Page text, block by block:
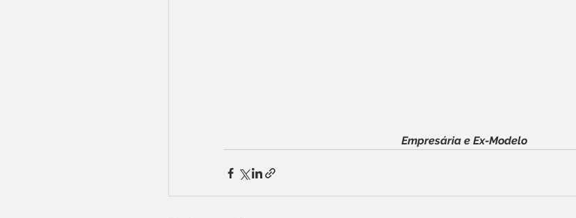
Empresária e Ex-Modelo